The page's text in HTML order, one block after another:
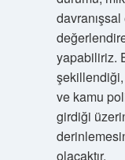
yapabiliriz.
şekillendiği,
ve kamu
girdiği
olacaktır.